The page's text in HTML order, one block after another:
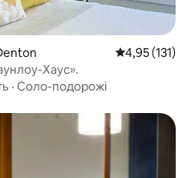
Середня
4,95 (131)
Хаус».
· Соло-подорожі